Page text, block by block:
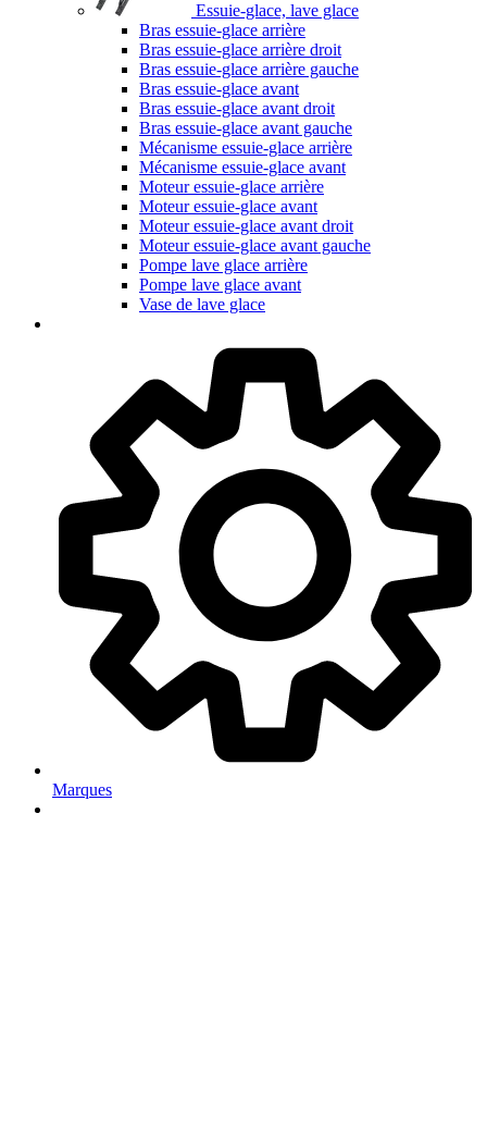
Essuie-glace, lave glace
Bras essuie-glace arrière
Bras essuie-glace arrière droit
Bras essuie-glace arrière gauche
Bras essuie-glace avant
Bras essuie-glace avant droit
Bras essuie-glace avant gauche
Mécanisme essuie-glace arrière
Mécanisme essuie-glace avant
Moteur essuie-glace arrière
Moteur essuie-glace avant
Moteur essuie-glace avant droit
Moteur essuie-glace avant gauche
Pompe lave glace arrière
Pompe lave glace avant
Vase de lave glace
Marques